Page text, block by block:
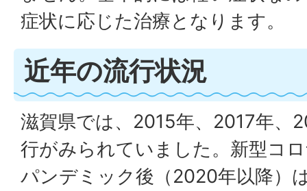
症状に応じた治療となります。
近年の流行状況
滋賀県では、2015年、2017年、
行がみられていました。新型コ
パンデミック後（2020年以降）